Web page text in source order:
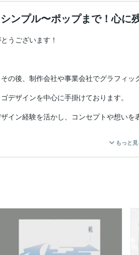
シンプル〜ポップまで！心に
うございます！
の後、制作会社や事業会社でグラフィ
デザインを中心に手掛けております。
イン経験を活かし、コンセプトや想いを
どうぞお気軽にお問い合わせください！
もっと見